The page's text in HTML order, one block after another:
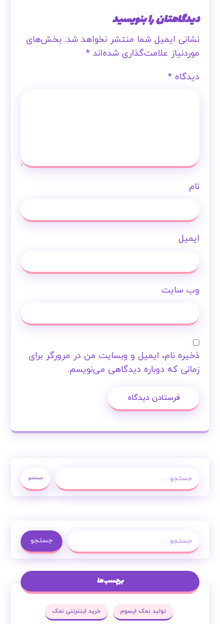
دیدگاهتان را بنویسید
نشانی ایمیل شما منتشر نخواهد شد. بخش‌های
موردنیاز علامت‌گذاری شده‌اند*
دیدگاه*
نام
ایمیل
وب‌ سایت
ذخیره نام، ایمیل و وبسایت من در مرورگر برای
زمانی که دوباره دیدگاهی می‌نویسم.
فرستادن دیدگاه
جستجو
جستجو
برچسب ها
تولید نمک اپسوم خرید اینترنتی نمک